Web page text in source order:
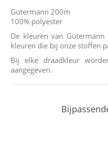
Gütermann 200m
100% polyester
De kleuren van
kleuren die bij onze stoffen
Bij elke draadkleur
aangegeven.